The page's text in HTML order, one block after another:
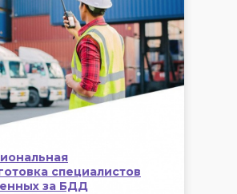
специалистов
за БДД